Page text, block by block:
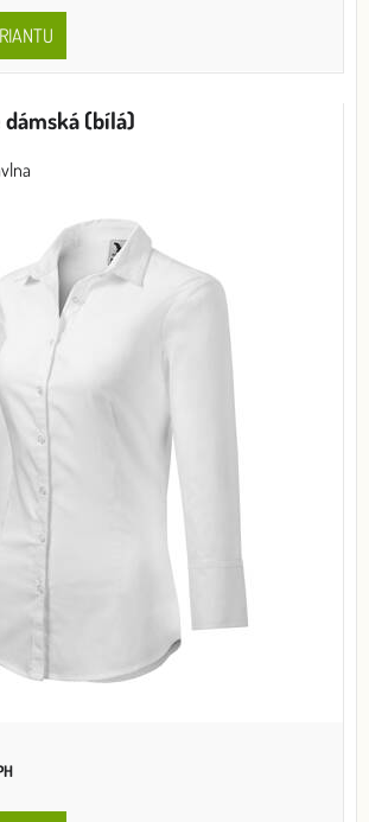
(bílá)